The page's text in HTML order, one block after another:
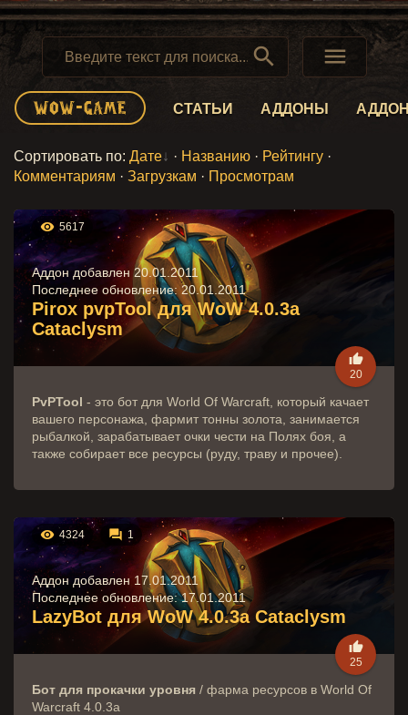
 
СТАТЬИ АДДОНЫ
Сортировать по: Дате · Названию · Рейтингу ·
Комментариям · Загрузкам · Просмотрам
 5617
Аддон добавлен 20.01.2011
Последнее обновление:20.01.2011
Pirox pvpTool для WoW 4.0.3a
Cataclysm

20
PvPTool - это бот для World Of Warcraft, который качает
вашего персонажа, фармит тонны золота, занимается
рыбалкой, зарабатывает очки чести на Полях боя, а
также собирает все ресурсы (руду, траву и прочее).
 4324  1
Аддон добавлен 17.01.2011
Последнее обновление:17.01.2011
LazyBot для WoW 4.0.3a Cataclysm

25
Бот для прокачки уровня / фарма ресурсов в World Of
Warcraft 4.0.3a